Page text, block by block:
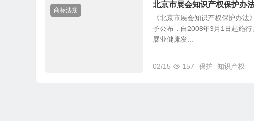
商标法规
北京市展会知识产权保护办
《北京市展会知识产权保护办
予公布，自2008年3月1日起施
展业健康发...
02/15 157 保护 知识产权